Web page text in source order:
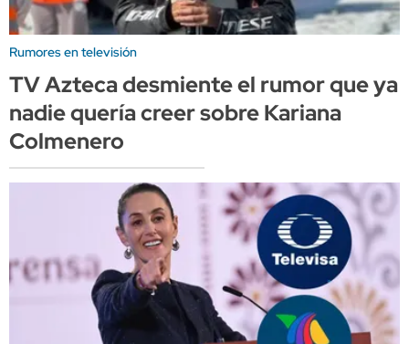
Rumores en televisión
TV Azteca desmiente el rumor que ya
nadie quería creer sobre Kariana
Colmenero